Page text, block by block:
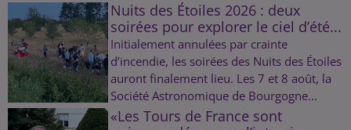
Nuits des Étoiles 2026 : deux
soirées pour explorer le ciel d’été...
Initialement annulées par crainte
d’incendie, les soirées des Nuits des Étoiles
auront finalement lieu. Les 7 et 8 août, la
Société Astronomique de Bourgogne...
«Les Tours de France sont